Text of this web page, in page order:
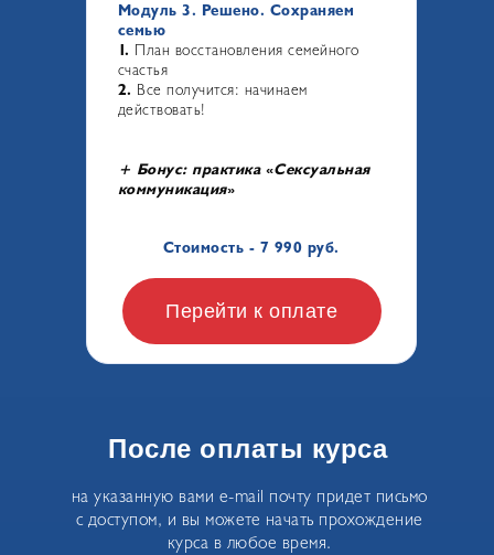
Модуль 3. Решено. Сохраняем
семью
1. План восстановления семейного
счастья
2. Все получится: начинаем
действовать!
+ Бонус: практика «Сексуальная
коммуникация»
Стоимость - 7 990 руб.
Перейти к оплате
После оплаты курса
на указанную вами e-mail почту придет письмо
с доступом, и вы можете начать прохождение
курса в любое время.